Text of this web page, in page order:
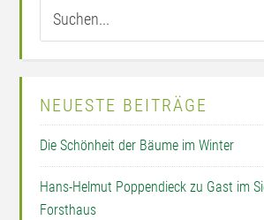
NEUESTE BEITRÄGE
Die Schönheit der Bäume im Winter
Hans-Helmut Poppendieck zu Gast im
Forsthaus